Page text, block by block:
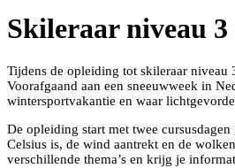
Skileraar niveau 3
Tijdens de opleiding tot skileraar niveau
Voorafgaand aan een sneeuwweek in
wintersportvakantie en waar
De opleiding start met twee
Celsius is, de wind aantrekt en de
verschillende thema’s en krijg je